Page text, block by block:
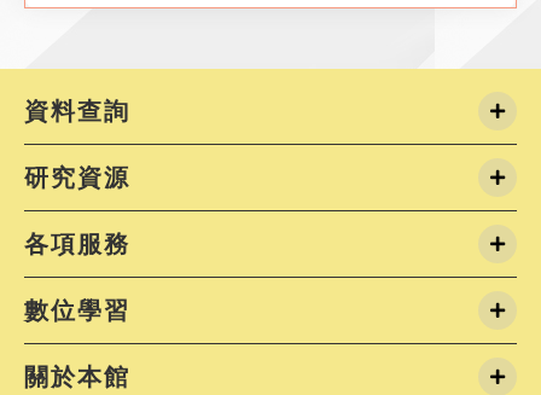
資料查詢
研究資源
各項服務
數位學習
關於本館